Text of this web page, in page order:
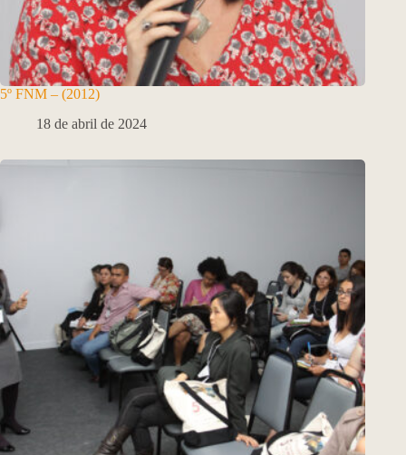
5º FNM – (2012)
18 de abril de 2024